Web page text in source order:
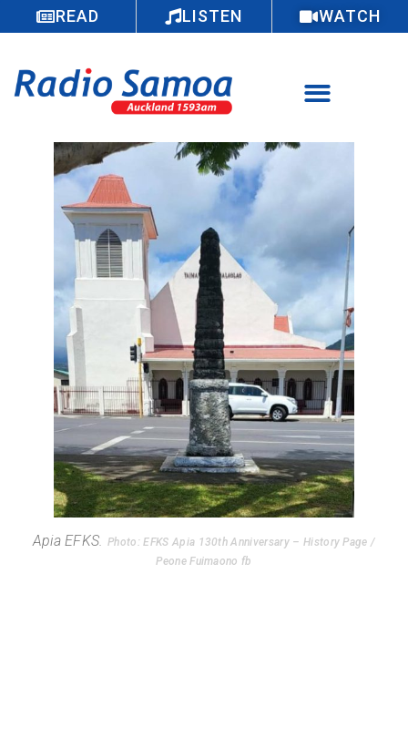
READ LISTEN WATCH
Apia EFKS.Photo: EFKS Apia 130th Anniversary – History Page /
Peone Fuimaono fb